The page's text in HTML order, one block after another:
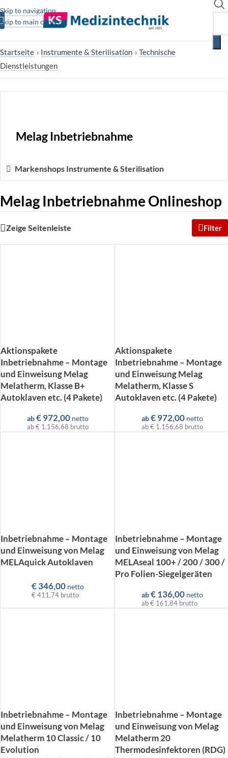
Skip to navigation
Skip to main content
Startseite › Instrumente & Sterilisation › Technische
Dienstleistungen
Melag Inbetriebnahme
Markenshops Instrumente & Sterilisation
Melag Inbetriebnahme Onlineshop
Zeige Seitenleiste Filter
Aktionspakete
Inbetriebnahme – Montage
und Einweisung Melag
Melatherm, Klasse B+
Autoklaven etc. (4 Pakete)
ab €972,00 netto
ab€ 1.156,68 brutto
Aktionspakete
Inbetriebnahme – Montage
und Einweisung Melag
Melatherm, Klasse S
Autoklaven etc. (4 Pakete)
ab €972,00 netto
ab€ 1.156,68 brutto
Inbetriebnahme – Montage
und Einweisung von Melag
MELAquick Autoklaven
€346,00 netto
€ 411,74 brutto
Inbetriebnahme – Montage
und Einweisung von Melag
MELAseal 100+ / 200 / 300 /
Pro Folien-Siegelgeräten
ab €136,00 netto
ab€ 161,84 brutto
Inbetriebnahme – Montage
und Einweisung von Melag
Melatherm 10 Classic / 10
Evolution
Inbetriebnahme – Montage
und Einweisung von Melag
Melatherm 20
Thermodesinfektoren (RDG)